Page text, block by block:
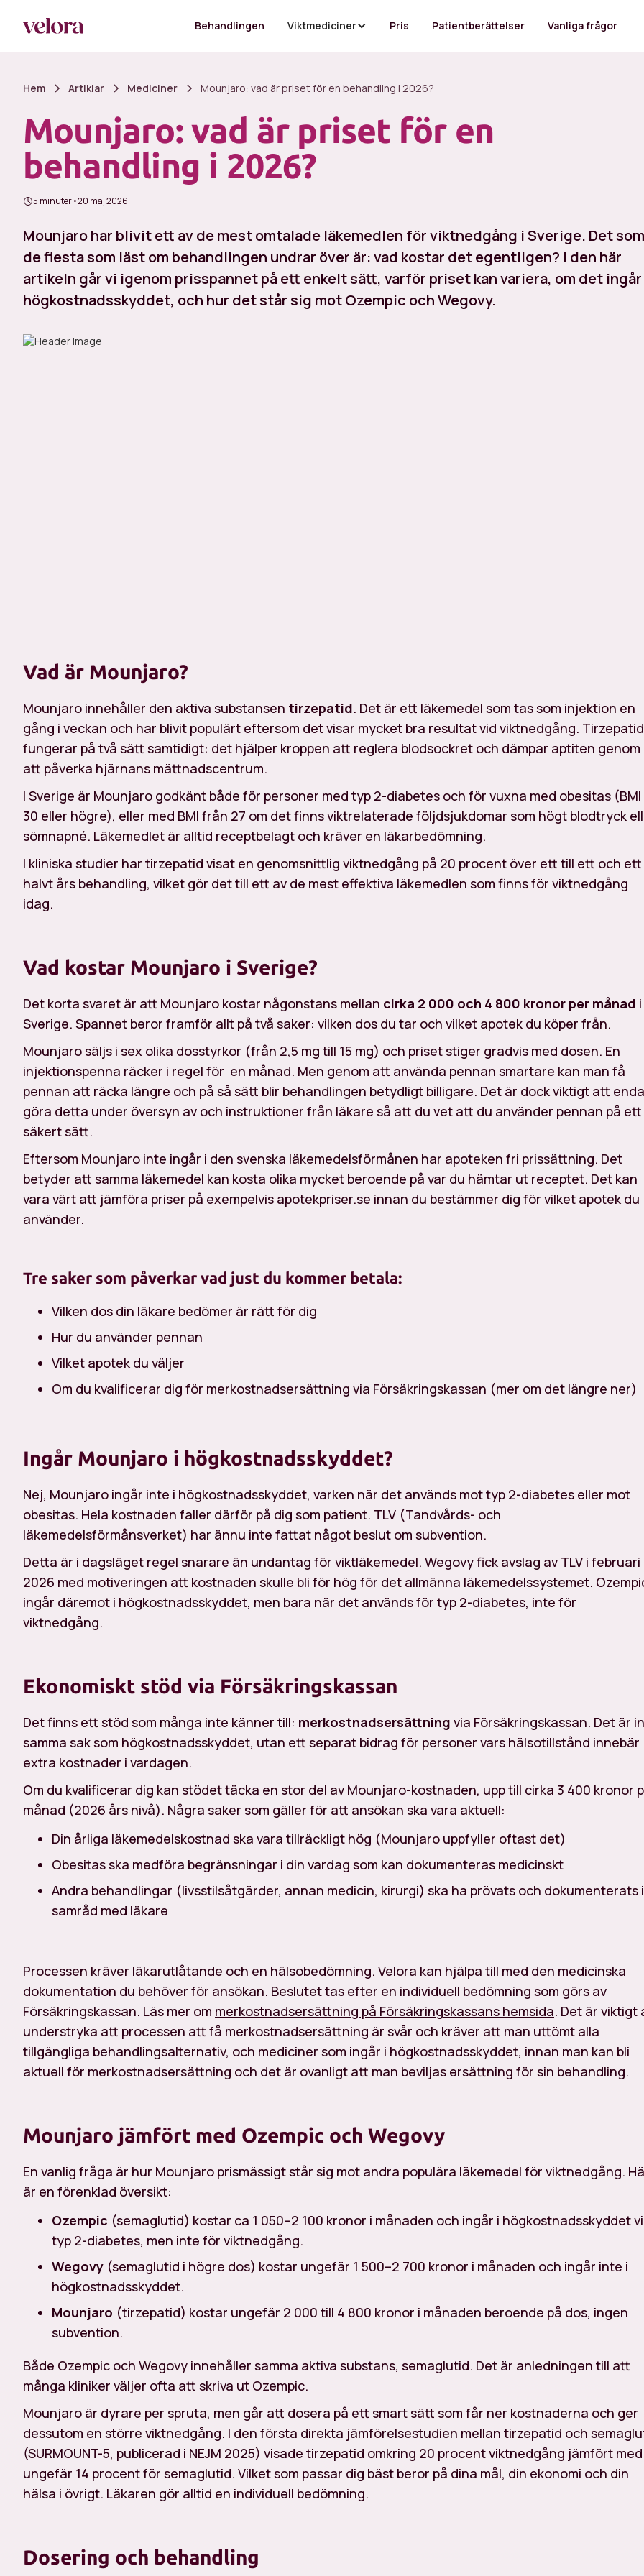
Behandlingen Viktmediciner Pris Patientberättelser Vanliga frågor
Hem Artiklar Mediciner Mounjaro: vad är priset för en behandling i 2026?
Mounjaro: vad är priset för en
behandling i 2026?
5 minuter•20 maj 2026
Mounjaro har blivit ett av de mest omtalade läkemedlen för viktnedgång i Sverige. Det som
de flesta som läst om behandlingen undrar över är: vad kostar det egentligen? I den här
artikeln går vi igenom prisspannet på ett enkelt sätt, varför priset kan variera, om det
högkostnadsskyddet, och hur det står sig mot Ozempic och Wegovy.
Vad är Mounjaro?
Mounjaro innehåller den aktiva substansen tirzepatid. Det är ett läkemedel som tas som injektion en
gång i veckan och har blivit populärt eftersom det visar mycket bra resultat vid viktnedgång. Tirzepatid
fungerar på två sätt samtidigt: det hjälper kroppen att reglera blodsockret och dämpar aptiten genom
att påverka hjärnans mättnadscentrum.
I Sverige är Mounjaro godkänt både för personer med typ 2-diabetes och för vuxna med obesitas (BMI
30 eller högre), eller med BMI från 27 om det finns viktrelaterade följdsjukdomar som högt blodtryck
sömnapné. Läkemedlet är alltid receptbelagt och kräver en läkarbedömning.
I kliniska studier har tirzepatid visat en genomsnittlig viktnedgång på 20 procent över ett till ett och ett
halvt års behandling, vilket gör det till ett av de mest effektiva läkemedlen som finns för viktnedgång
idag.
Vad kostar Mounjaro i Sverige?
Det korta svaret är att Mounjaro kostar någonstans mellan cirka 2 000 och 4 800 kronor per månad i
Sverige. Spannet beror framför allt på två saker: vilken dos du tar och vilket apotek du köper från.
Mounjaro säljs i sex olika dosstyrkor (från 2,5 mg till 15 mg) och priset stiger gradvis med dosen. En
injektionspenna räcker i regel för en månad. Men genom att använda pennan smartare kan man få
pennan att räcka längre och på så sätt blir behandlingen betydligt billigare. Det är dock viktigt att
göra detta under översyn av och instruktioner från läkare så att du vet att du använder pennan på ett
säkert sätt.
Eftersom Mounjaro inte ingår i den svenska läkemedelsförmånen har apoteken fri prissättning. Det
betyder att samma läkemedel kan kosta olika mycket beroende på var du hämtar ut receptet. Det kan
vara värt att jämföra priser på exempelvis apotekpriser.se innan du bestämmer dig för vilket apotek du
använder.
Tre saker som påverkar vad just du kommer betala:
Vilken dos din läkare bedömer är rätt för dig
Hur du använder pennan
Vilket apotek du väljer
Om du kvalificerar dig för merkostnadsersättning via Försäkringskassan (mer om det längre ner)
Ingår Mounjaro i högkostnadsskyddet?
Nej, Mounjaro ingår inte i högkostnadsskyddet, varken när det används mot typ 2-diabetes eller mot
obesitas. Hela kostnaden faller därför på dig som patient. TLV (Tandvårds- och
läkemedelsförmånsverket) har ännu inte fattat något beslut om subvention.
Detta är i dagsläget regel snarare än undantag för viktläkemedel. Wegovy fick avslag av TLV i februari
2026 med motiveringen att kostnaden skulle bli för hög för det allmänna läkemedelssystemet.
ingår däremot i högkostnadsskyddet, men bara när det används för typ 2-diabetes, inte för
viktnedgång.
Ekonomiskt stöd via Försäkringskassan
Det finns ett stöd som många inte känner till: merkostnadsersättning via Försäkringskassan. Det är
samma sak som högkostnadsskyddet, utan ett separat bidrag för personer vars hälsotillstånd innebär
extra kostnader i vardagen.
Om du kvalificerar dig kan stödet täcka en stor del av Mounjaro-kostnaden, upp till cirka 3 400 kronor
månad (2026 års nivå). Några saker som gäller för att ansökan ska vara aktuell:
Din årliga läkemedelskostnad ska vara tillräckligt hög (Mounjaro uppfyller oftast det)
Obesitas ska medföra begränsningar i din vardag som kan dokumenteras medicinskt
Andra behandlingar (livsstilsåtgärder, annan medicin, kirurgi) ska ha prövats och dokumenterats i
samråd med läkare
Processen kräver läkarutlåtande och en hälsobedömning. Velora kan hjälpa till med den medicinska
dokumentation du behöver för ansökan. Beslutet tas efter en individuell bedömning som görs av
Försäkringskassan. Läs mer om merkostnadsersättning på Försäkringskassans hemsida. Det är viktigt
understryka att processen att få merkostnadsersättning är svår och kräver att man uttömt alla
tillgängliga behandlingsalternativ, och mediciner som ingår i högkostnadsskyddet, innan man kan bli
aktuell för merkostnadsersättning och det är ovanligt att man beviljas ersättning för sin behandling.
Mounjaro jämfört med Ozempic och Wegovy
En vanlig fråga är hur Mounjaro prismässigt står sig mot andra populära läkemedel för viktnedgång.
är en förenklad översikt:
Ozempic (semaglutid) kostar ca 1 050–2 100 kronor i månaden och ingår i högkostnadsskyddet
typ 2-diabetes, men inte för viktnedgång.
Wegovy (semaglutid i högre dos) kostar ungefär 1 500–2 700 kronor i månaden och ingår inte i
högkostnadsskyddet.
Mounjaro (tirzepatid) kostar ungefär 2 000 till 4 800 kronor i månaden beroende på dos, ingen
subvention.
Både Ozempic och Wegovy innehåller samma aktiva substans, semaglutid. Det är anledningen till att
många kliniker väljer ofta att skriva ut Ozempic.
Mounjaro är dyrare per spruta, men går att dosera på ett smart sätt som får ner kostnaderna och ger
dessutom en större viktnedgång. I den första direkta jämförelsestudien mellan tirzepatid och
(SURMOUNT-5, publicerad i NEJM 2025) visade tirzepatid omkring 20 procent viktnedgång jämfört med
ungefär 14 procent för semaglutid. Vilket som passar dig bäst beror på dina mål, din ekonomi och din
hälsa i övrigt. Läkaren gör alltid en individuell bedömning.
Dosering och behandling